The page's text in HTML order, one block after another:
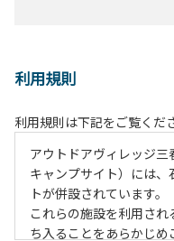
利用規則
利用規則は下記をご覧くだ
アウトドアヴィレッジ
キャンプサイト）には
トが併設されています。
これらの施設を利用さ
ち入ることをあらかじめ